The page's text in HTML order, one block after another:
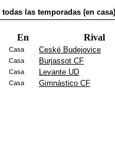
las temporadas (en casa)
En Rival
Casa Ceské Budejovice
Casa Burjassot CF
Casa Levante UD
Casa Gimnástico CF